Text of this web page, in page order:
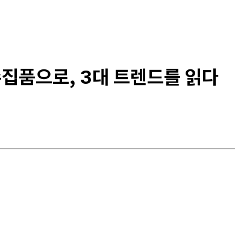
품으로, 3대 트렌드를 읽다